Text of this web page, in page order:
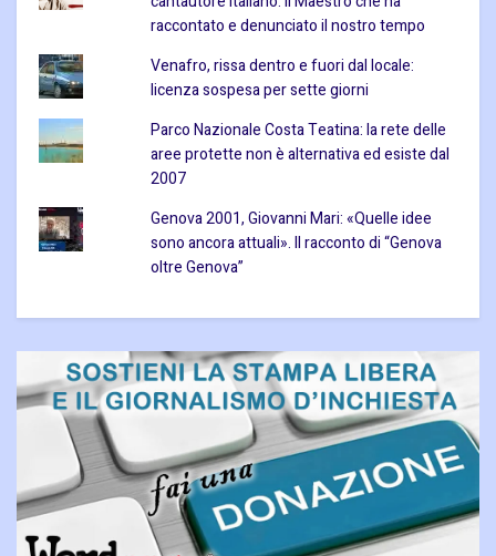
raccontato e denunciato il nostro tempo
Venafro, rissa dentro e fuori dal locale:
licenza sospesa per sette giorni
Parco Nazionale Costa Teatina: la rete delle
aree protette non è alternativa ed esiste dal
2007
Genova 2001, Giovanni Mari: «Quelle idee
sono ancora attuali». Il racconto di “Genova
oltre Genova”